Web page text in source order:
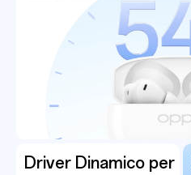
Driver Dinamico per